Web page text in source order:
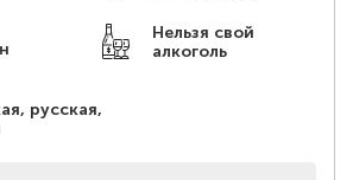
Нельзя свой
алкоголь
русская,